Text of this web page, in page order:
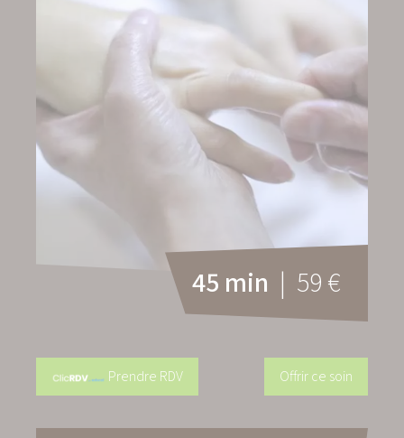
45 min | 59 €
Prendre RDV Offrir ce soin